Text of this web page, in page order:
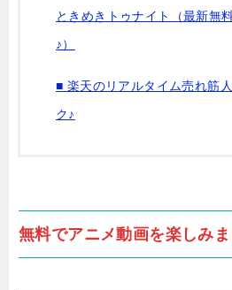
ときめきトゥナイト（最新無
♪）
■ 楽天のリアルタイム売れ筋
ク♪
無料でアニメ動画を楽しみ